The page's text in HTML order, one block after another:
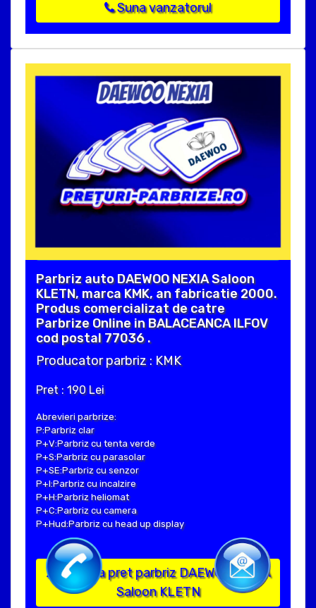
Suna vanzatorul
Parbriz auto DAEWOO NEXIA Saloon
KLETN, marca KMK, an fabricatie 2000.
Produs comercializat de catre
Parbrize Online in BALACEANCA ILFOV
cod postal 77036 .
Producator parbriz : KMK
Pret : 190 Lei
Abrevieri parbrize:
P:Parbriz clar
P+V:Parbriz cu tenta verde
P+S:Parbriz cu parasolar
P+SE:Parbriz cu senzor
P+I:Parbriz cu incalzire
P+H:Parbriz heliomat
P+C:Parbriz cu camera
P+Hud:Parbriz cu head up display
Solicita pret parbriz DAEWOO NEXIA
Saloon KLETN